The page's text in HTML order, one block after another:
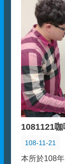
1081121
108-11-21
本所於108